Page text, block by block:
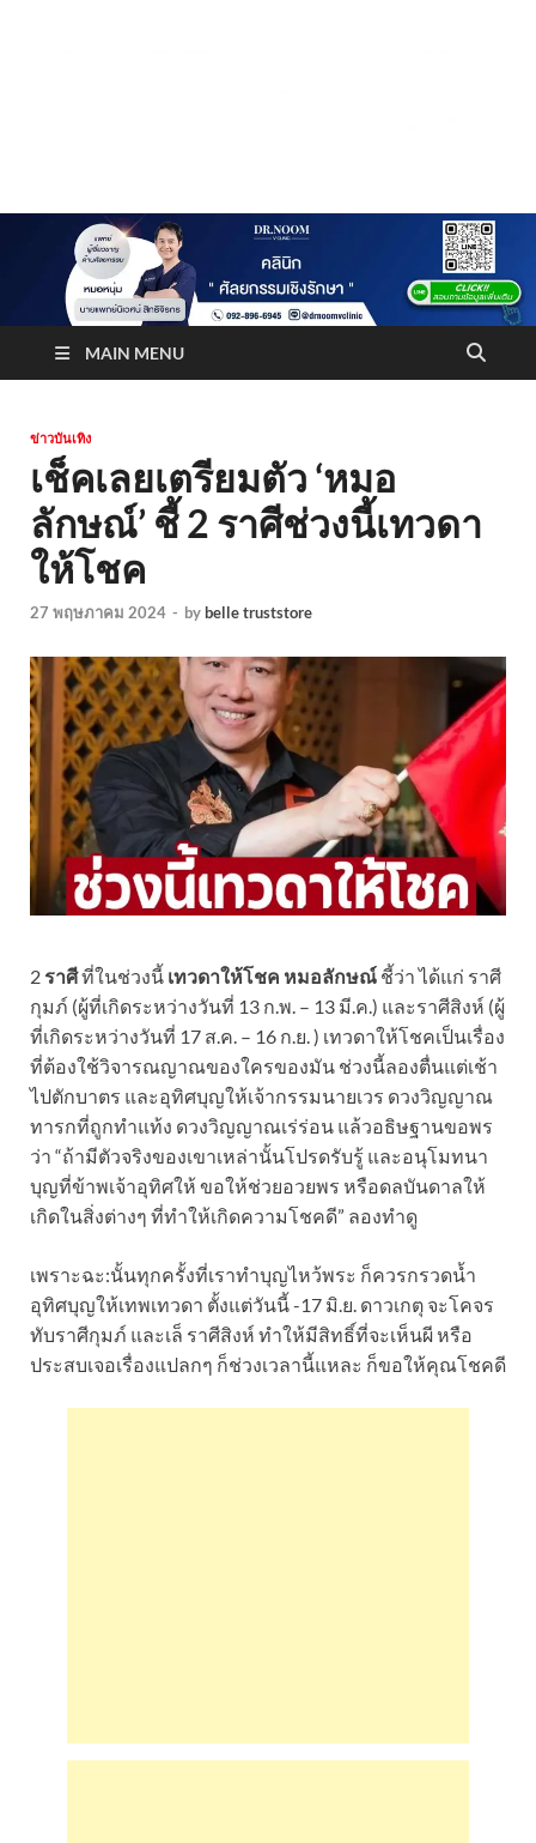
Truststoreonline
MAIN MENU
ข่าวบันเทิง
เช็คเลยเตรียมตัว ‘หมอ
ลักษณ์’ ชี้ 2 ราศีช่วงนี้เทวดา
ให้โชค
27 พฤษภาคม 2024 - bybelle truststore
2 ราศีที่ในช่วงนี้ เทวดาให้โชค หมอลักษณ์ ชี้ว่า ได้แก่ ราศี
กุมภ์ (ผู้ที่เกิดระหว่างวันที่ 13 ก.พ. – 13 มี.ค.) และราศีสิงห์ (ผู้
ที่เกิดระหว่างวันที่ 17 ส.ค. – 16 ก.ย. ) เทวดาให้โชคเป็นเรื่อง
ที่ต้องใช้วิจารณญาณของใครของมัน ช่วงนี้ลองตื่นแต่เช้า
ไปตักบาตร และอุทิศบุญให้เจ้ากรรมนายเวร ดวงวิญญาณ
ทารกที่ถูกทำแท้ง ดวงวิญญาณเร่ร่อน แล้วอธิษฐานขอพร
ว่า “ถ้ามีตัวจริงของเขาเหล่านั้นโปรดรับรู้ และอนุโมทนา
บุญที่ข้าพเจ้าอุทิศให้ ขอให้ช่วยอวยพร หรือดลบันดาลให้
เกิดในสิ่งต่างๆ ที่ทำให้เกิดความโชคดี” ลองทำดู
เพราะฉะ:นั้นทุกครั้งที่เราทำบุญไหว้พระ ก็ควรกรวดน้ำ
อุทิศบุญให้เทพเทวดา ตั้งแต่วันนี้ -17 มิ.ย. ดาวเกตุ จะโคจร
ทับราศีกุมภ์ และเล็ ราศีสิงห์ ทำให้มีสิทธิ์ที่จะเห็นผี หรือ
ประสบเจอเรื่องแปลกๆ ก็ช่วงเวลานี้แหละ ก็ขอให้คุณโชคดี